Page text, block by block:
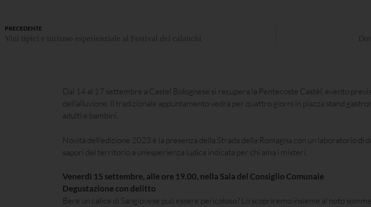
PRECEDENTE
Vini tipici e turismo esperienziale al Festival dei calanchi
Dal 14 al 17 settembre a Castel Bolognese si recupera la Pentecoste Castèl, evento
dell’alluvione. Il tradizionale appuntamento vedrà per quattro giorni in piazza stand
adulti e bambini.
Novità dell’edizione 2023 è la presenza della Strada della Romagna con un laboratorio di
sapori del territorio a un’esperienza ludica indicata per chi ama i misteri.
Venerdì 15 settembre, alle ore 19.00, nella Sala del Consiglio Comunale
Degustazione con delitto
Bere un calice di Sangiovese può essere pericoloso? Lo scopriremo insieme al noto